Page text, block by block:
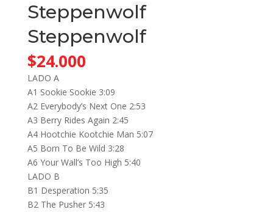
Steppenwolf
Steppenwolf
$24.000
LADO A
A1 Sookie Sookie 3:09
A2 Everybody’s Next One 2:53
A3 Berry Rides Again 2:45
A4 Hootchie Kootchie Man 5:07
A5 Born To Be Wild 3:28
A6 Your Wall’s Too High 5:40
LADO B
B1 Desperation 5:35
B2 The Pusher 5:43